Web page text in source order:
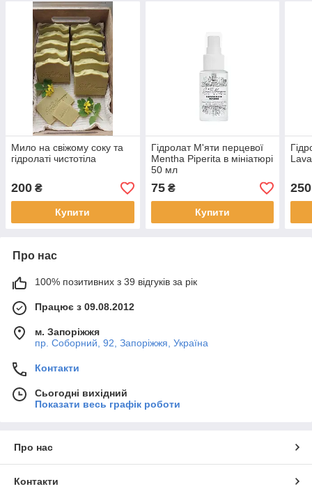
Мило на свіжому соку та
гідролаті чистотіла
200 ₴
Купити
Гідролат М'яти перцевої
Mentha Piperita в мініатюрі
50 мл
75₴
Купити
250
Про нас
100% позитивних з 39 відгуків за рік
Працює з 09.08.2012
м. Запоріжжя
пр. Соборний, 92, Запоріжжя, Україна
Контакти
Сьогодні вихідний
Показати весь графік роботи
Про нас
Контакти